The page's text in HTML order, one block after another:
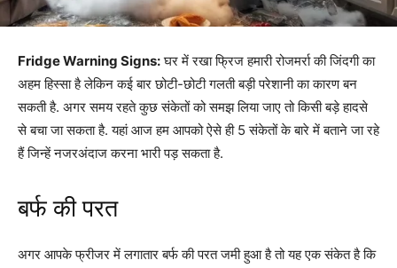
Fridge Warning Signs:घर में रखा फ्रिज हमारी रोजमर्रा की जिंदगी का
अहम हिस्सा है लेकिन कई बार छोटी-छोटी गलती बड़ी परेशानी का कारण बन
सकती है. अगर समय रहते कुछ संकेतों को समझ लिया जाए तो किसी बड़े हादसे
से बचा जा सकता है. यहां आज हम आपको ऐसे ही 5 संकेतों के बारे में बताने जा रहे
हैं जिन्हें नजरअंदाज करना भारी पड़ सकता है.
बर्फ की परत
अगर आपके फ्रीजर में लगातार बर्फ की परत जमी हुआ है तो यह एक संकेत है कि